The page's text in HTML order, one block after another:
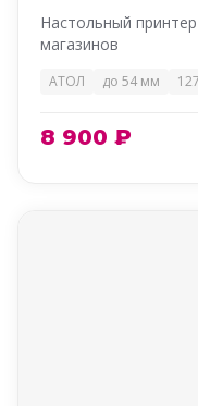
Настольный
магазинов
АТОЛ до 54 мм
8 900 ₽